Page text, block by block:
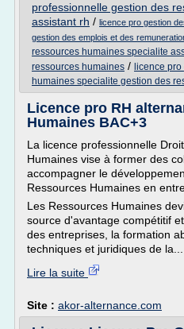
professionnelle gestion des
assistant rh / licence pro gestion
gestion des emplois et des
ressources humaines specialite
ressources humaines / licence
humaines specialite gestion des
Licence pro RH
Humaines BAC+3
La licence professionnelle
Humaines vise à former des
accompagner le
Ressources Humaines en
Les Ressources Humaines
source d'avantage compétitif
des entreprises, la formation
techniques et juridiques de la...
Lire la suite
Site : akor-alternance.com